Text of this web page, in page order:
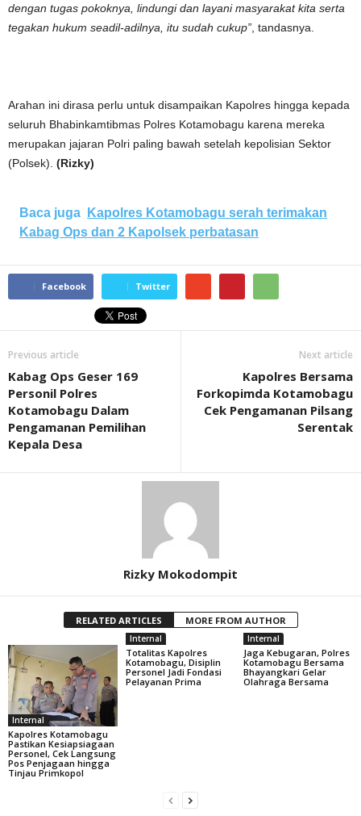
dengan tugas pokoknya, lindungi dan layani masyarakat kita serta
tegakan hukum seadil-adilnya, itu sudah cukup” , tandasnya.
Arahan ini dirasa perlu untuk disampaikan Kapolres hingga kepada
seluruh Bhabinkamtibmas Polres Kotamobagu karena mereka
merupakan jajaran Polri paling bawah setelah kepolisian Sektor
(Polsek). (Rizky)
Baca juga
Kapolres Kotamobagu serah terimakan
Kabag Ops dan 2 Kapolsek perbatasan
Facebook Twitter
Previous article
Kabag Ops Geser 169
Personil Polres
Kotamobagu Dalam
Pengamanan Pemilihan
Kepala Desa
Next article
Kapolres Bersama
Forkopimda Kotamobagu
Cek Pengamanan Pilsang
Serentak
Rizky Mokodompit
RELATED ARTICLES MORE FROM AUTHOR
Internal
Kapolres Kotamobagu
Pastikan Kesiapsiagaan
Personel, Cek Langsung
Pos Penjagaan hingga
Tinjau Primkopol
Internal
Totalitas Kapolres
Kotamobagu, Disiplin
Personel Jadi Fondasi
Pelayanan Prima
Internal
Jaga Kebugaran, Polres
Kotamobagu Bersama
Bhayangkari Gelar
Olahraga Bersama